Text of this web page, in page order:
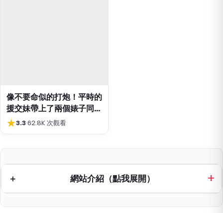
像不要命似的打炮！平時的
援交妹帶上了兩個婊子同學
來我家
★3.3·62.8K 次觀看
網站介紹（點我展開）